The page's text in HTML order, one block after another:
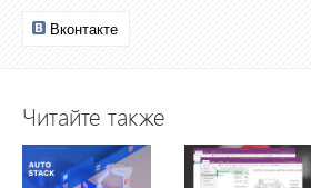
Вконтакте
Читайте также